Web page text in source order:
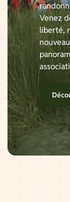
Venez
liberté,